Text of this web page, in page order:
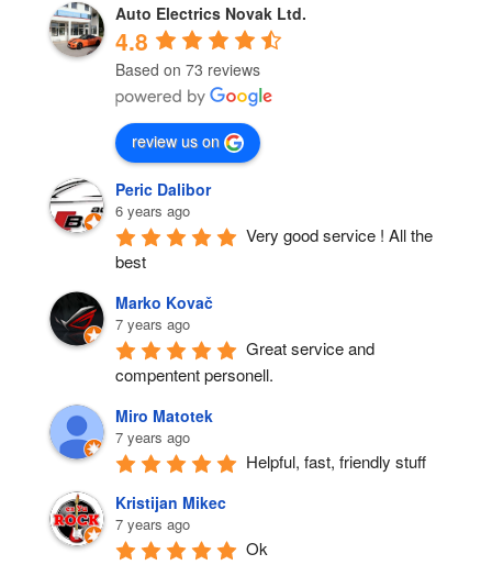
Auto Electrics Novak Ltd.
4.8
Based on 73 reviews
review us on
Peric Dalibor
6 years ago
Very good service ! All the
best
Marko Kovač
7 years ago
Great service and
compentent personell.
Miro Matotek
7 years ago
Helpful, fast, friendly stuff
Kristijan Mikec
7 years ago
Ok